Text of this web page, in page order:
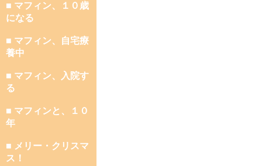
■ マフィン、１０歳
になる
■ マフィン、自宅療
養中
■ マフィン、入院す
る
■ マフィンと、１０
年
■ メリー・クリスマ
ス！